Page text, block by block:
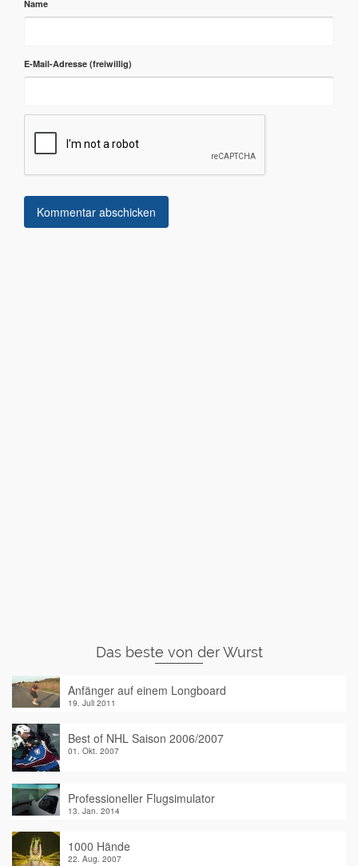
Name
E-Mail-Adresse
Das beste von der Wurst
Anfänger auf einem Longboard
19. Juli 2011
Best of NHL Saison 2006/2007
01. Okt. 2007
Professioneller Flugsimulator
13. Jan. 2014
1000 Hände
22. Aug. 2007